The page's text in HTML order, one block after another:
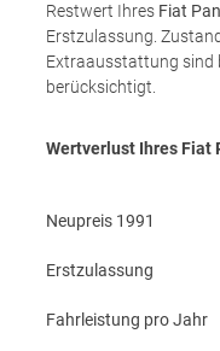
Restwert Ihres Fiat
Erstzulassung.
Extraausstattung sind
berücksichtigt.
Wertverlust Ihres Fiat
Neupreis 1991
Erstzulassung
Fahrleistung pro Jahr